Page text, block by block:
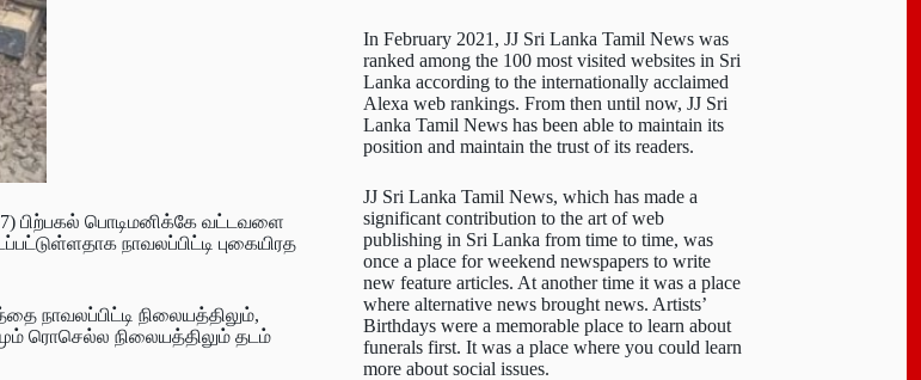
பிற்பகல் பொடிமனிக்கே வட்டவளை
நாவலப்பிட்டி புகையிரத
நாவலப்பிட்டி நிலையத்திலும்,
ரொசெல்ல நிலையத்திலும் தடம்
In February 2021, JJ Sri Lanka Tamil News was
ranked among the 100 most visited websites in Sri
Lanka according to the internationally acclaimed
Alexa web rankings. From then until now, JJ Sri
Lanka Tamil News has been able to maintain its
position and maintain the trust of its readers.
JJ Sri Lanka Tamil News, which has made a
significant contribution to the art of web
publishing in Sri Lanka from time to time, was
once a place for weekend newspapers to write
new feature articles. At another time it was a place
where alternative news brought news. Artists’
Birthdays were a memorable place to learn about
funerals first. It was a place where you could learn
more about social issues.